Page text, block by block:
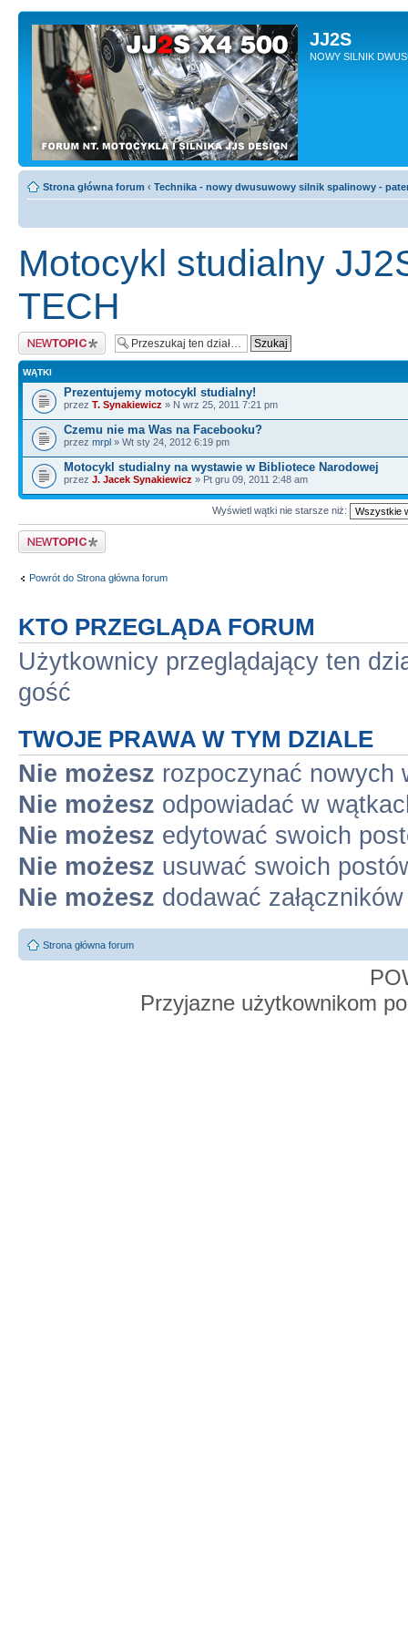
JJ2S
NOWY SILNIK
Strona główna forum ‹ Technika - nowy dwusuwowy silnik spalinowy -
Motocykl studialny
TECH
Napisz wątek
WĄTKI
Prezentujemy motocykl studialny!
przez T. Synakiewicz » N wrz 25, 2011 7:21 pm
Czemu nie ma Was na Facebooku?
przez mrpl » Wt sty 24, 2012 6:19 pm
Motocykl studialny na wystawie w Bibliotece Narodowej
przez J. Jacek Synakiewicz » Pt gru 09, 2011 2:48 am
Wyświetl wątki nie starsze niż:
Napisz wątek
Powrót do Strona główna forum
KTO PRZEGLĄDA FORUM
Użytkownicy przeglądający ten
gość
TWOJE PRAWA W TYM DZIALE
Nie możesz rozpoczynać nowych
Nie możesz odpowiadać w
Nie możesz edytować swoich
Nie możesz usuwać swoich
Nie możesz dodawać załączników
Strona główna forum
Przyjazne użytkownikom